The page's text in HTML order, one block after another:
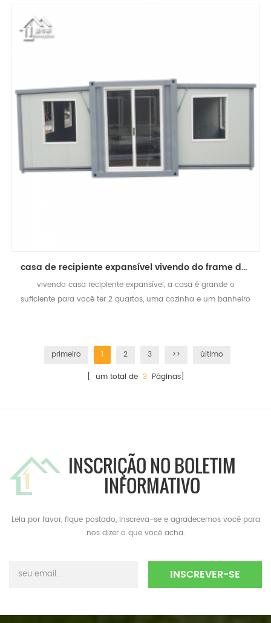
casa de recipiente expansível vivendo do frame de aço prefab do moneybox para a venda
vivendo casa recipiente expansível, a casa é grande o
suficiente para você ter 2 quartos, uma cozinha e um banheiro
primeiro 1 2 3 >>
último
[ um total de 3Páginas]
INSCRIÇÃO NO BOLETIM
INFORMATIVO
Leia por favor, fique postado, inscreva-se e agradecemos você para
nos dizer o que você acha.